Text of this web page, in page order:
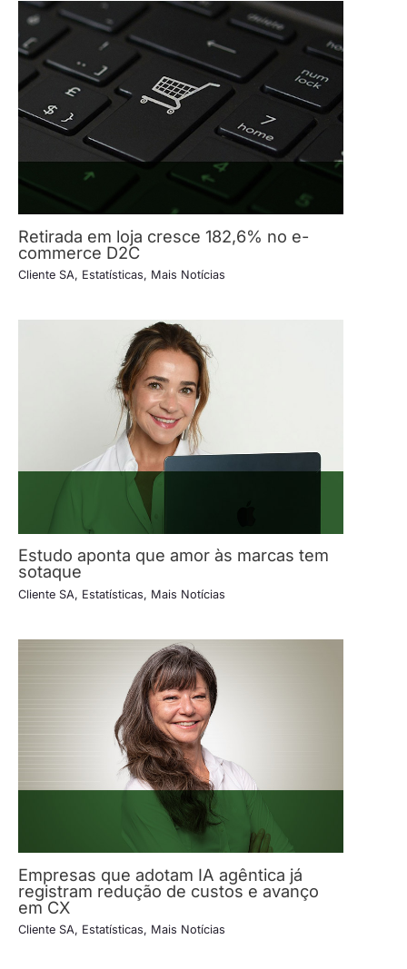
Retirada em loja cresce 182,6% no e-
commerce D2C
Cliente SA, Estatísticas, Mais Notícias
Estudo aponta que amor às marcas tem
sotaque
Cliente SA, Estatísticas, Mais Notícias
Empresas que adotam IA agêntica já
registram redução de custos e avanço
em CX
Cliente SA, Estatísticas, Mais Notícias